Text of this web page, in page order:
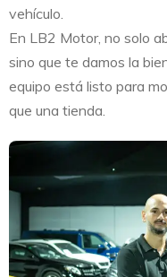
vehículo.
En LB2 Motor, no solo
sino que te damos la
equipo está listo para
que una tienda.